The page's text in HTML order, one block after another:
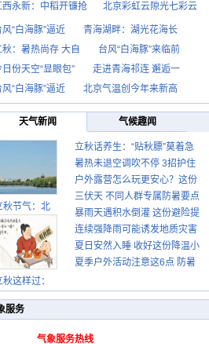
西永新：中稻开镰抢 北京彩虹云隙光七彩云
风“白海豚”逼近
青海湖畔：湖光花海长
秋：暑热尚存 大自
台风“白海豚”来临前
日份天空“显眼包”
走进青海祁连 邂逅一
风“白海豚”逼近
北京气温创今年来新高
天气新闻 气候趣闻
秋节气：北
秋这样过：
立秋话养生：“贴秋膘”莫着急
先清暑再防燥
暑热未退空调吹不停 3招护住
肩颈不酸痛
户外露营怎么玩更安心？这份
攻略请收好
三伏天 不同人群专属防暑要点
请收好
暴雨天遇积水倒灌 这份避险提
示请收好
连续强降雨可能诱发地质灾害
这些前兆要知道
夏日安然入睡 收好这份降温小
贴士
夏季户外活动注意这6点 防暑
服务
气象服务热线